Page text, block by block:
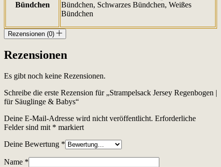
Bündchen
Bündchen, Schwarzes Bündchen, Weißes
Bündchen
Rezensionen (0)
Rezensionen
Es gibt noch keine Rezensionen.
Schreibe die erste Rezension für „Strampelsack Jersey Regenbogen |
für Säuglinge & Babys“
Deine E-Mail-Adresse wird nicht veröffentlicht. Erforderliche
Felder sind mit * markiert
Deine Bewertung *
Name *